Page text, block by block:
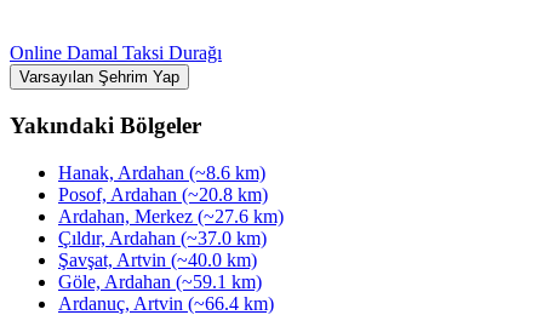
Online Damal Taksi Durağı
Varsayılan Şehrim Yap
Yakındaki Bölgeler
Hanak, Ardahan (~8.6 km)
Posof, Ardahan (~20.8 km)
Ardahan, Merkez (~27.6 km)
Çıldır, Ardahan (~37.0 km)
Şavşat, Artvin (~40.0 km)
Göle, Ardahan (~59.1 km)
Ardanuç, Artvin (~66.4 km)